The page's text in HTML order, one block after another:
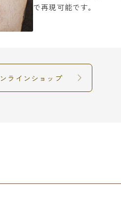
で再現可能です。
ラインショップ